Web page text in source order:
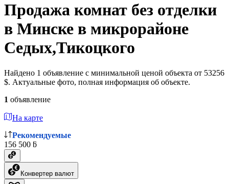
Продажа комнат без отделки
в Минске в микрорайоне
Седых,Тикоцкого
Найдено 1 объявление с минимальной ценой объекта от 53256
$. Актуальные фото, полная информация об объекте.
1 объявление
На карте
Рекомендуемые
156 500 ƃ
Конвертер валют